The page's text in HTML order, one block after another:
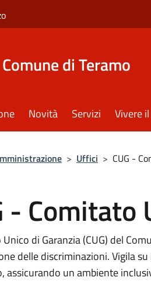
Comune di Teramo
Novità Servizi Vivere
> Uffici > CUG -
- Comitato
di Garanzia (CUG) del
delle discriminazioni. Vigila
assicurando un ambiente